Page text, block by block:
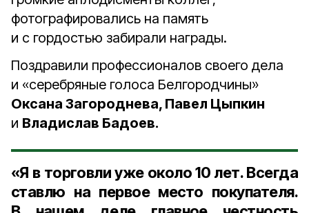
фотографировались на память
и с гордостью забирали награды.
Поздравили профессионалов своего дела
и «серебряные голоса Белгородчины»
Оксана Загороднева, Павел Цыпкин
и Владислав Бадоев.
«Я в торговли уже около 10 лет. Всегда
ставлю на первое место покупателя.